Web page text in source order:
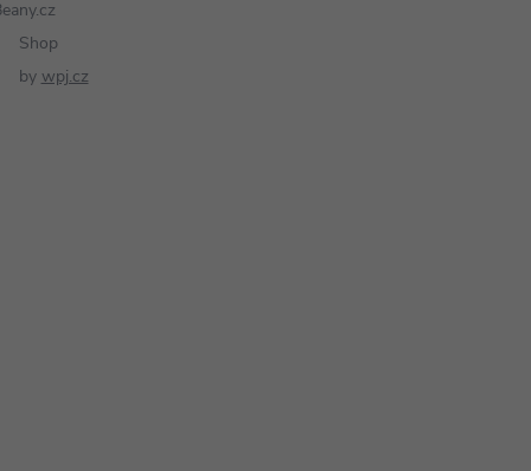
Shop
by wpj.cz